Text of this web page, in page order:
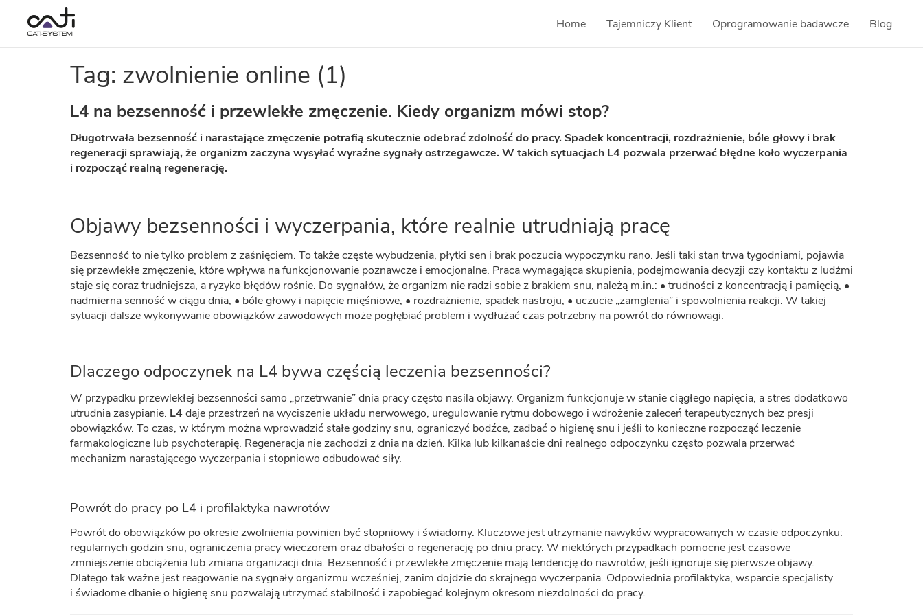
Home Tajemniczy Klient Oprogramowanie badawcze Blog
Tag: zwolnienie online (1)
L4 na bezsenność i przewlekłe zmęczenie. Kiedy organizm mówi stop?
Długotrwała bezsenność i narastające zmęczenie potrafią skutecznie odebrać zdolność do pracy. Spadek koncentracji, rozdrażnienie, bóle głowy i brak
regeneracji sprawiają, że organizm zaczyna wysyłać wyraźne sygnały ostrzegawcze. W takich sytuacjach L4 pozwala przerwać błędne koło wyczerpania
i rozpocząć realną regenerację.
Objawy bezsenności i wyczerpania, które realnie utrudniają pracę
Bezsenność to nie tylko problem z zaśnięciem. To także częste wybudzenia, płytki sen i brak poczucia wypoczynku rano. Jeśli taki stan trwa tygodniami, pojawia
się przewlekłe zmęczenie, które wpływa na funkcjonowanie poznawcze i emocjonalne. Praca wymagająca skupienia, podejmowania decyzji czy kontaktu z ludźmi
staje się coraz trudniejsza, a ryzyko błędów rośnie. Do sygnałów, że organizm nie radzi sobie z brakiem snu, należą m.in.: • trudności z koncentracją i pamięcią, •
nadmierna senność w ciągu dnia, • bóle głowy i napięcie mięśniowe, • rozdrażnienie, spadek nastroju, • uczucie „zamglenia” i spowolnienia reakcji. W takiej
sytuacji dalsze wykonywanie obowiązków zawodowych może pogłębiać problem i wydłużać czas potrzebny na powrót do równowagi.
Dlaczego odpoczynek na L4 bywa częścią leczenia bezsenności?
W przypadku przewlekłej bezsenności samo „przetrwanie” dnia pracy często nasila objawy. Organizm funkcjonuje w stanie ciągłego napięcia, a stres dodatkowo
utrudnia zasypianie. L4daje przestrzeń na wyciszenie układu nerwowego, uregulowanie rytmu dobowego i wdrożenie zaleceń terapeutycznych bez presji
obowiązków. To czas, w którym można wprowadzić stałe godziny snu, ograniczyć bodźce, zadbać o higienę snu i jeśli to konieczne rozpocząć leczenie
farmakologiczne lub psychoterapię. Regeneracja nie zachodzi z dnia na dzień. Kilka lub kilkanaście dni realnego odpoczynku często pozwala przerwać
mechanizm narastającego wyczerpania i stopniowo odbudować siły.
Powrót do pracy po L4 i profilaktyka nawrotów
Powrót do obowiązków po okresie zwolnienia powinien być stopniowy i świadomy. Kluczowe jest utrzymanie nawyków wypracowanych w czasie odpoczynku:
regularnych godzin snu, ograniczenia pracy wieczorem oraz dbałości o regenerację po dniu pracy. W niektórych przypadkach pomocne jest czasowe
zmniejszenie obciążenia lub zmiana organizacji dnia. Bezsenność i przewlekłe zmęczenie mają tendencję do nawrotów, jeśli ignoruje się pierwsze objawy.
Dlatego tak ważne jest reagowanie na sygnały organizmu wcześniej, zanim dojdzie do skrajnego wyczerpania. Odpowiednia profilaktyka, wsparcie specjalisty
i świadome dbanie o higienę snu pozwalają utrzymać stabilność i zapobiegać kolejnym okresom niezdolności do pracy.